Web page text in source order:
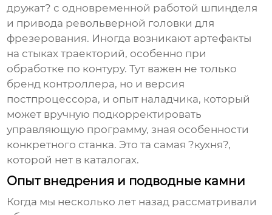
дружат? с одновременной работой шпинделя
и привода револьверной головки для
фрезерования. Иногда возникают артефакты
на стыках траекторий, особенно при
обработке по контуру. Тут важен не только
бренд контроллера, но и версия
постпроцессора, и опыт наладчика, который
может вручную подкорректировать
управляющую программу, зная особенности
конкретного станка. Это та самая ?кухня?,
которой нет в каталогах.
Опыт внедрения и подводные камни
Когда мы несколько лет назад рассматривали